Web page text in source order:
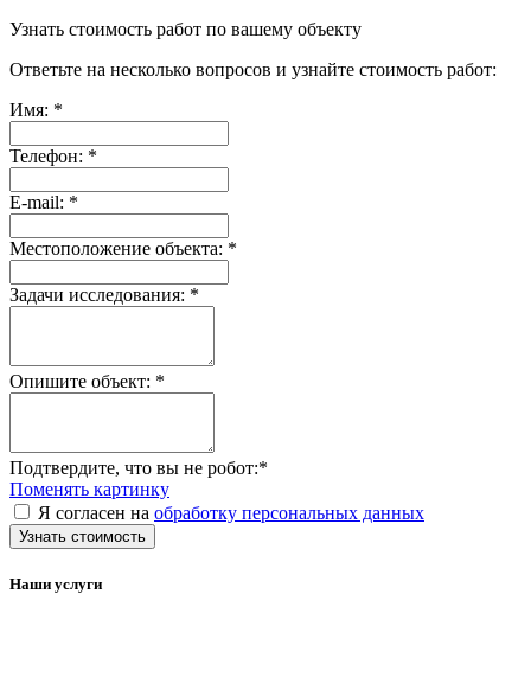
Узнать стоимость работ по вашему объекту
Ответьте на несколько вопросов и узнайте стоимость работ:
Имя: *
Телефон: *
E-mail: *
Местоположение объекта: *
Задачи исследования: *
Опишите объект: *
Подтвердите, что вы не робот:*
Поменять картинку
Я согласен на обработку персональных данных
Узнать стоимость
Наши услуги